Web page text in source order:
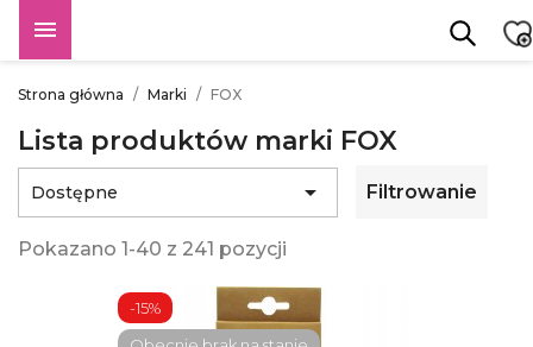

Strona główna Marki FOX
Lista produktów marki FOX
Dostępne  Filtrowanie
Pokazano 1-40 z 241 pozycji
-15%